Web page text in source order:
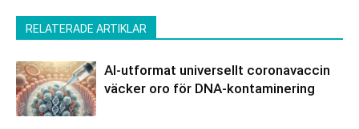
RELATERADE ARTIKLAR
AI-utformat universellt coronavaccin
väcker oro för DNA-kontaminering